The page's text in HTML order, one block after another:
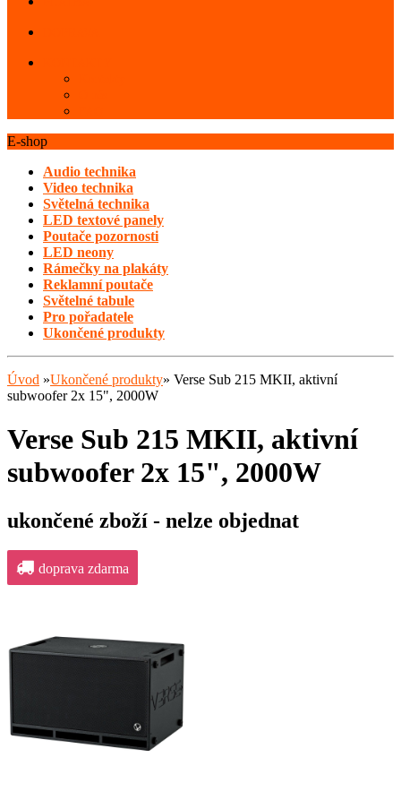
E-shop
Audio technika
Video technika
Světelná technika
LED textové panely
Poutače pozornosti
LED neony
Rámečky na plakáty
Reklamní poutače
Světelné tabule
Pro pořadatele
Ukončené produkty
Úvod »Ukončené produkty» Verse Sub 215 MKII, aktivní
subwoofer 2x 15", 2000W
Verse Sub 215 MKII, aktivní
subwoofer 2x 15", 2000W
ukončené zboží - nelze objednat
doprava zdarma